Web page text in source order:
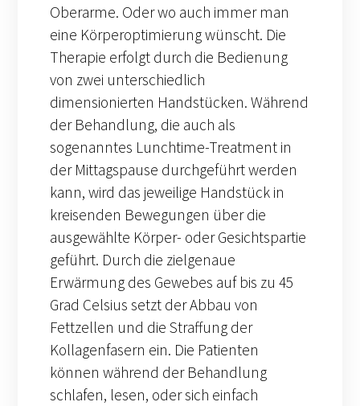
Oberarme. Oder wo auch immer man
eine Körperoptimierung wünscht. Die
Therapie erfolgt durch die Bedienung
von zwei unterschiedlich
dimensionierten Handstücken. Während
der Behandlung, die auch als
sogenanntes Lunchtime-Treatment in
der Mittagspause durchgeführt werden
kann, wird das jeweilige Handstück in
kreisenden Bewegungen über die
ausgewählte Körper- oder Gesichtspartie
geführt. Durch die zielgenaue
Erwärmung des Gewebes auf bis zu 45
Grad Celsius setzt der Abbau von
Fettzellen und die Straffung der
Kollagenfasern ein. Die Patienten
können während der Behandlung
schlafen, lesen, oder sich einfach